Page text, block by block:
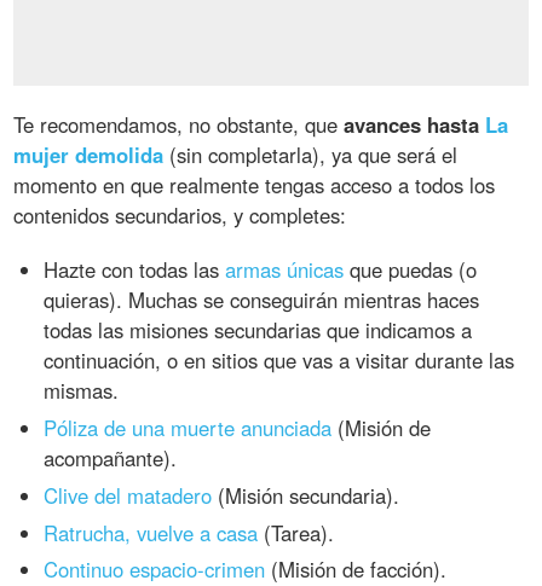
Te recomendamos, no obstante, queavances hasta La
mujer demolida (sin completarla), ya que será el
momento en que realmente tengas acceso a todos los
contenidos secundarios, y completes:
Hazte con todas lasarmas únicas que puedas (o
quieras). Muchas se conseguirán mientras haces
todas las misiones secundarias que indicamos a
continuación, o en sitios que vas a visitar durante las
mismas.
Póliza de una muerte anunciada (Misión de
acompañante).
Clive del matadero (Misión secundaria).
Ratrucha, vuelve a casa (Tarea).
Continuo espacio-crimen (Misión de facción).